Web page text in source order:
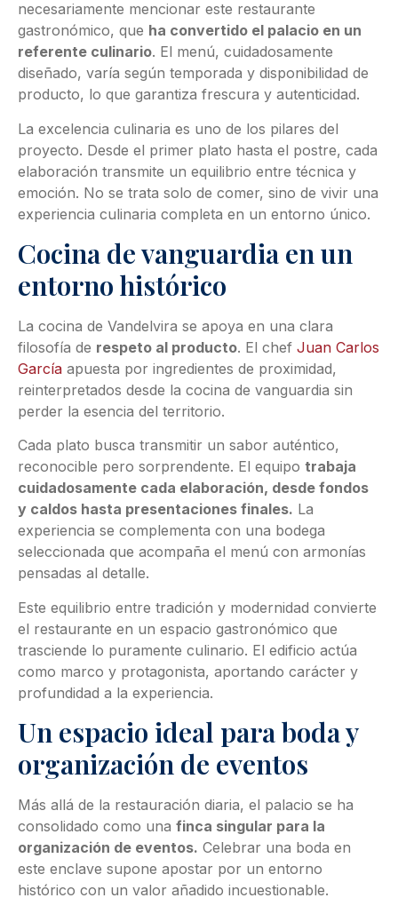
necesariamente mencionar este restaurante
gastronómico, que ha convertido el palacio en un
referente culinario. El menú, cuidadosamente
diseñado, varía según temporada y disponibilidad de
producto, lo que garantiza frescura y autenticidad.
La excelencia culinaria es uno de los pilares del
proyecto. Desde el primer plato hasta el postre, cada
elaboración transmite un equilibrio entre técnica y
emoción. No se trata solo de comer, sino de vivir una
experiencia culinaria completa en un entorno único.
Cocina de vanguardia en un
entorno histórico
La cocina de Vandelvira se apoya en una clara
filosofía de respeto al producto. El chef Juan Carlos
García apuesta por ingredientes de proximidad,
reinterpretados desde la cocina de vanguardia sin
perder la esencia del territorio.
Cada plato busca transmitir un sabor auténtico,
reconocible pero sorprendente. El equipo trabaja
cuidadosamente cada elaboración, desde fondos
y caldos hasta presentaciones finales. La
experiencia se complementa con una bodega
seleccionada que acompaña el menú con armonías
pensadas al detalle.
Este equilibrio entre tradición y modernidad convierte
el restaurante en un espacio gastronómico que
trasciende lo puramente culinario. El edificio actúa
como marco y protagonista, aportando carácter y
profundidad a la experiencia.
Un espacio ideal para boda y
organización de eventos
Más allá de la restauración diaria, el palacio se ha
consolidado como una finca singular para la
organización de eventos. Celebrar una boda en
este enclave supone apostar por un entorno
histórico con un valor añadido incuestionable.